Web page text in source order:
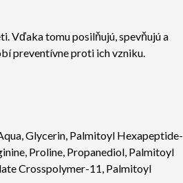
Vďaka tomu posilňujú, spevňujú a
preventívne proti ich vzniku.
Glycerin, Palmitoyl Hexapeptide-
Proline, Propanediol, Palmitoyl
Crosspolymer-11, Palmitoyl